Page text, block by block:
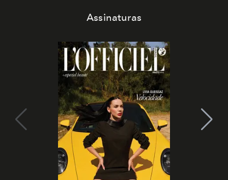
Assinaturas